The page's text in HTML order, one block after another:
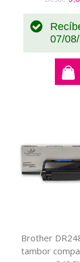
07/
Brother
tambor